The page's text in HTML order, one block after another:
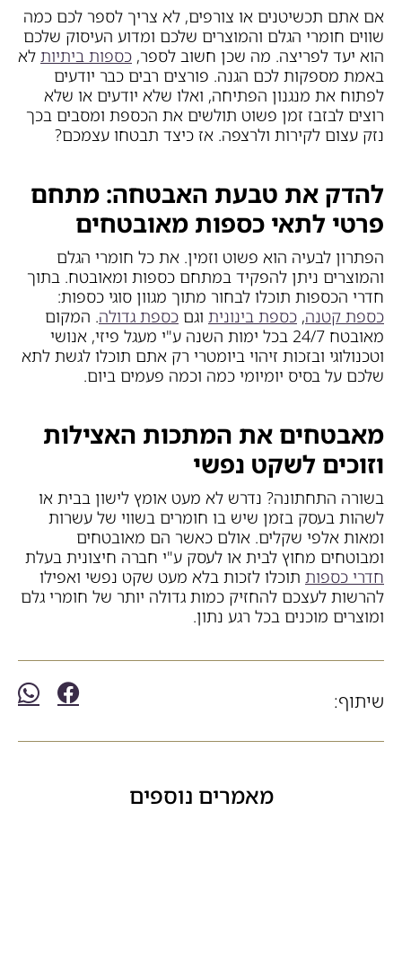
אם אתם תכשיטנים או צורפים, לא צריך לספר לכם כמה
שווים חומרי הגלם והמוצרים שלכם ומדוע העיסוק שלכם
הוא יעד לפריצה. מה שכן חשוב לספר, כספות ביתיות לא
באמת מספקות לכם הגנה. פורצים רבים כבר יודעים
לפתוח את מנגנון הפתיחה, ואלו שלא יודעים או שלא
רוצים לבזבז זמן פשוט תולשים את הכספת ומסבים בכך
נזק עצום לקירות ולרצפה. אז כיצד תבטחו עצמכם?
להדק את טבעת האבטחה: מתחם
פרטי לתאי כספות מאובטחים
הפתרון לבעיה הוא פשוט וזמין. את כל חומרי הגלם
והמוצרים ניתן להפקיד במתחם כספות ומאובטח. בתוך
חדרי הכספות תוכלו לבחור מתוך מגוון סוגי כספות:
כספת קטנה, כספת בינונית וגם כספת גדולה. המקום
מאובטח 24/7 בכל ימות השנה ע"י מעגל פיזי, אנושי
וטכנולוגי ובזכות זיהוי ביומטרי רק אתם תוכלו לגשת לתא
שלכם על בסיס יומיומי כמה וכמה פעמים ביום.
מאבטחים את המתכות האצילות
וזוכים לשקט נפשי
בשורה התחתונה? נדרש לא מעט אומץ לישון בבית או
לשהות בעסק בזמן שיש בו חומרים בשווי של עשרות
ומאות אלפי שקלים. אולם כאשר הם מאובטחים
ומבוטחים מחוץ לבית או לעסק ע"י חברה חיצונית בעלת
חדרי כספות תוכלו לזכות בלא מעט שקט נפשי ואפילו
להרשות לעצכם להחזיק כמות גדולה יותר של חומרי גלם
ומוצרים מוכנים בכל רגע נתון.
שיתוף:
מאמרים נוספים